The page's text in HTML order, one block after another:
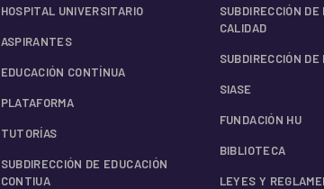
HOSPITAL UNIVERSITARIO
ASPIRANTES
EDUCACIÓN CONTÍNUA
PLATAFORMA
TUTORÍAS
SUBDIRECCIÓN DE EDUCACIÓN
CONTIUA
SUBDIRECCIÓN
CALIDAD
SUBDIRECCIÓN DE
SIASE
FUNDACIÓN HU
BIBLIOTECA
LEYES Y